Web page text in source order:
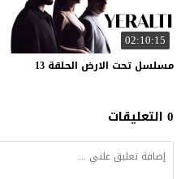
02:10:15
مسلسل تحت الارض الحلقة 13
0 التعليقات